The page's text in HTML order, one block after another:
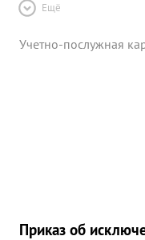
Ещё
Учетно-послужная
Приказ об